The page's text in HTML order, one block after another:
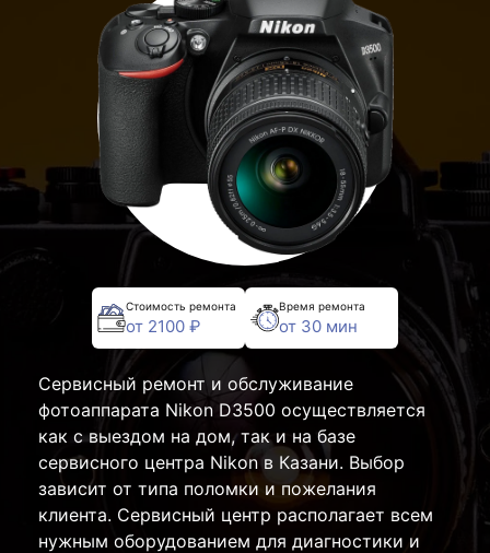
Стоимость ремонта
от 2100 ₽
Время ремонта
от 30 мин
Сервисный ремонт и обслуживание
фотоаппарата Nikon D3500 осуществляется
как с выездом на дом, так и на базе
сервисного центра Nikon в Казани. Выбор
зависит от типа поломки и пожелания
клиента. Сервисный центр располагает всем
нужным оборудованием для диагностики и